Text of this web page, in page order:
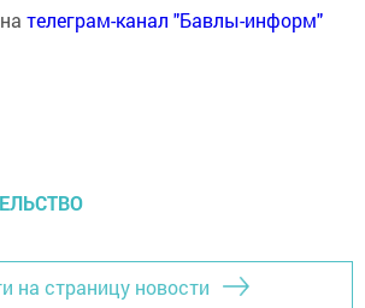
телеграм-канал "Бавлы-информ"
на страницу новости